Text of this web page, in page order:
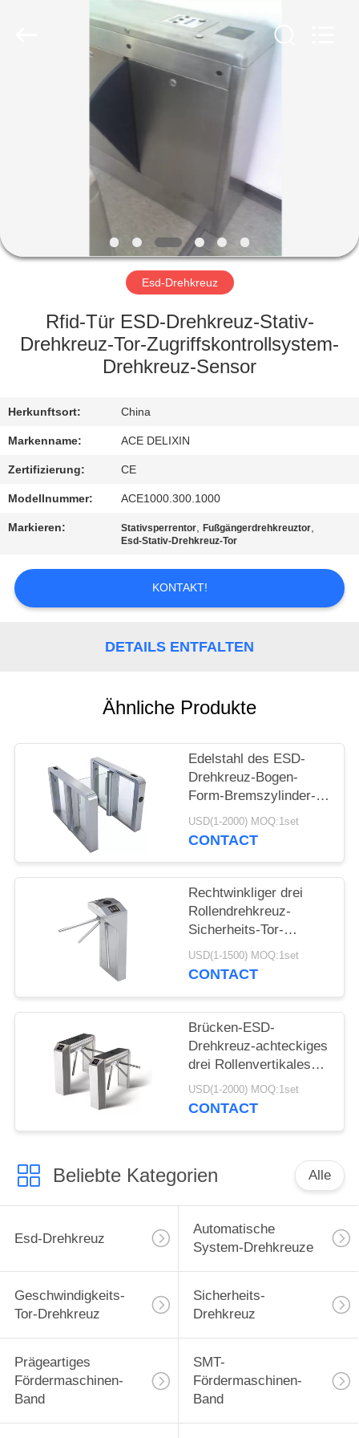
PRODUKTE
FABRIK-
QUALITÄTSKONTROLLE
SIE
MIT
UNS
IN
VERBINDUNG
NACHRICHTEN
SITEMAP
PRIVACY
POLICY
Esd-Drehkreuz
Rfid-Tür ESD-Drehkreuz-Stativ-
Drehkreuz-Tor-Zugriffskontrollsystem-
Drehkreuz-Sensor
Herkunftsort: China
Markenname: ACE DELIXIN
Zertifizierung: CE
Modellnummer: ACE1000.300.1000
Markieren: Stativsperrentor,Fußgängerdrehkreuztor,
Esd-Stativ-Drehkreuz-Tor
KONTAKT!
DETAILS ENTFALTEN
Ähnliche Produkte
Edelstahl des ESD-
Drehkreuz-Bogen-
Form-Bremszylinder-
Pendel-304 im Freien
USD(1-2000) MOQ:1set
CONTACT
Rechtwinkliger drei
Rollendrehkreuz-
Sicherheits-Tor-
Edelstahl-vertikale Art
USD(1-1500) MOQ:1set
CONTACT
Brücken-ESD-
Drehkreuz-achteckiges
drei Rollenvertikales
Stativ-Drehkreuz
USD(1-2000) MOQ:1set
CONTACT
Beliebte Kategorien Alle
Esd-Drehkreuz
Automatische
System-Drehkreuze
Geschwindigkeits-
Tor-Drehkreuz
Sicherheits-
Drehkreuz
Prägeartiges
Fördermaschinen-
Band
SMT-
Fördermaschinen-
Band